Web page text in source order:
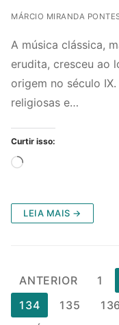
MÁRCIO MIRANDA
A música clássica,
erudita, cresceu ao
origem no século
religiosas e…
Curtir isso:
Carregando...
LEIA MAIS →
Paginação
de
posts
ANTERIOR 1
134
135 136